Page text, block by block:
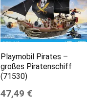
Playmobil Pirates –
großes Piratenschiff
(71530)
47,49 €